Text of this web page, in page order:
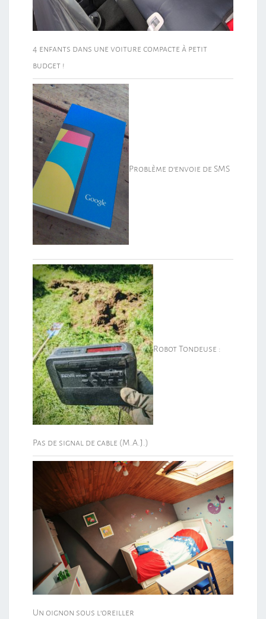
4 enfants dans une voiture compacte à petit
budget !
Problème d’envoie de SMS
Robot Tondeuse :
Pas de signal de cable (M.A.J.)
Un oignon sous l’oreiller